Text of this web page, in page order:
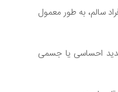
سالم، به طور معمول
احساسی یا جسمی